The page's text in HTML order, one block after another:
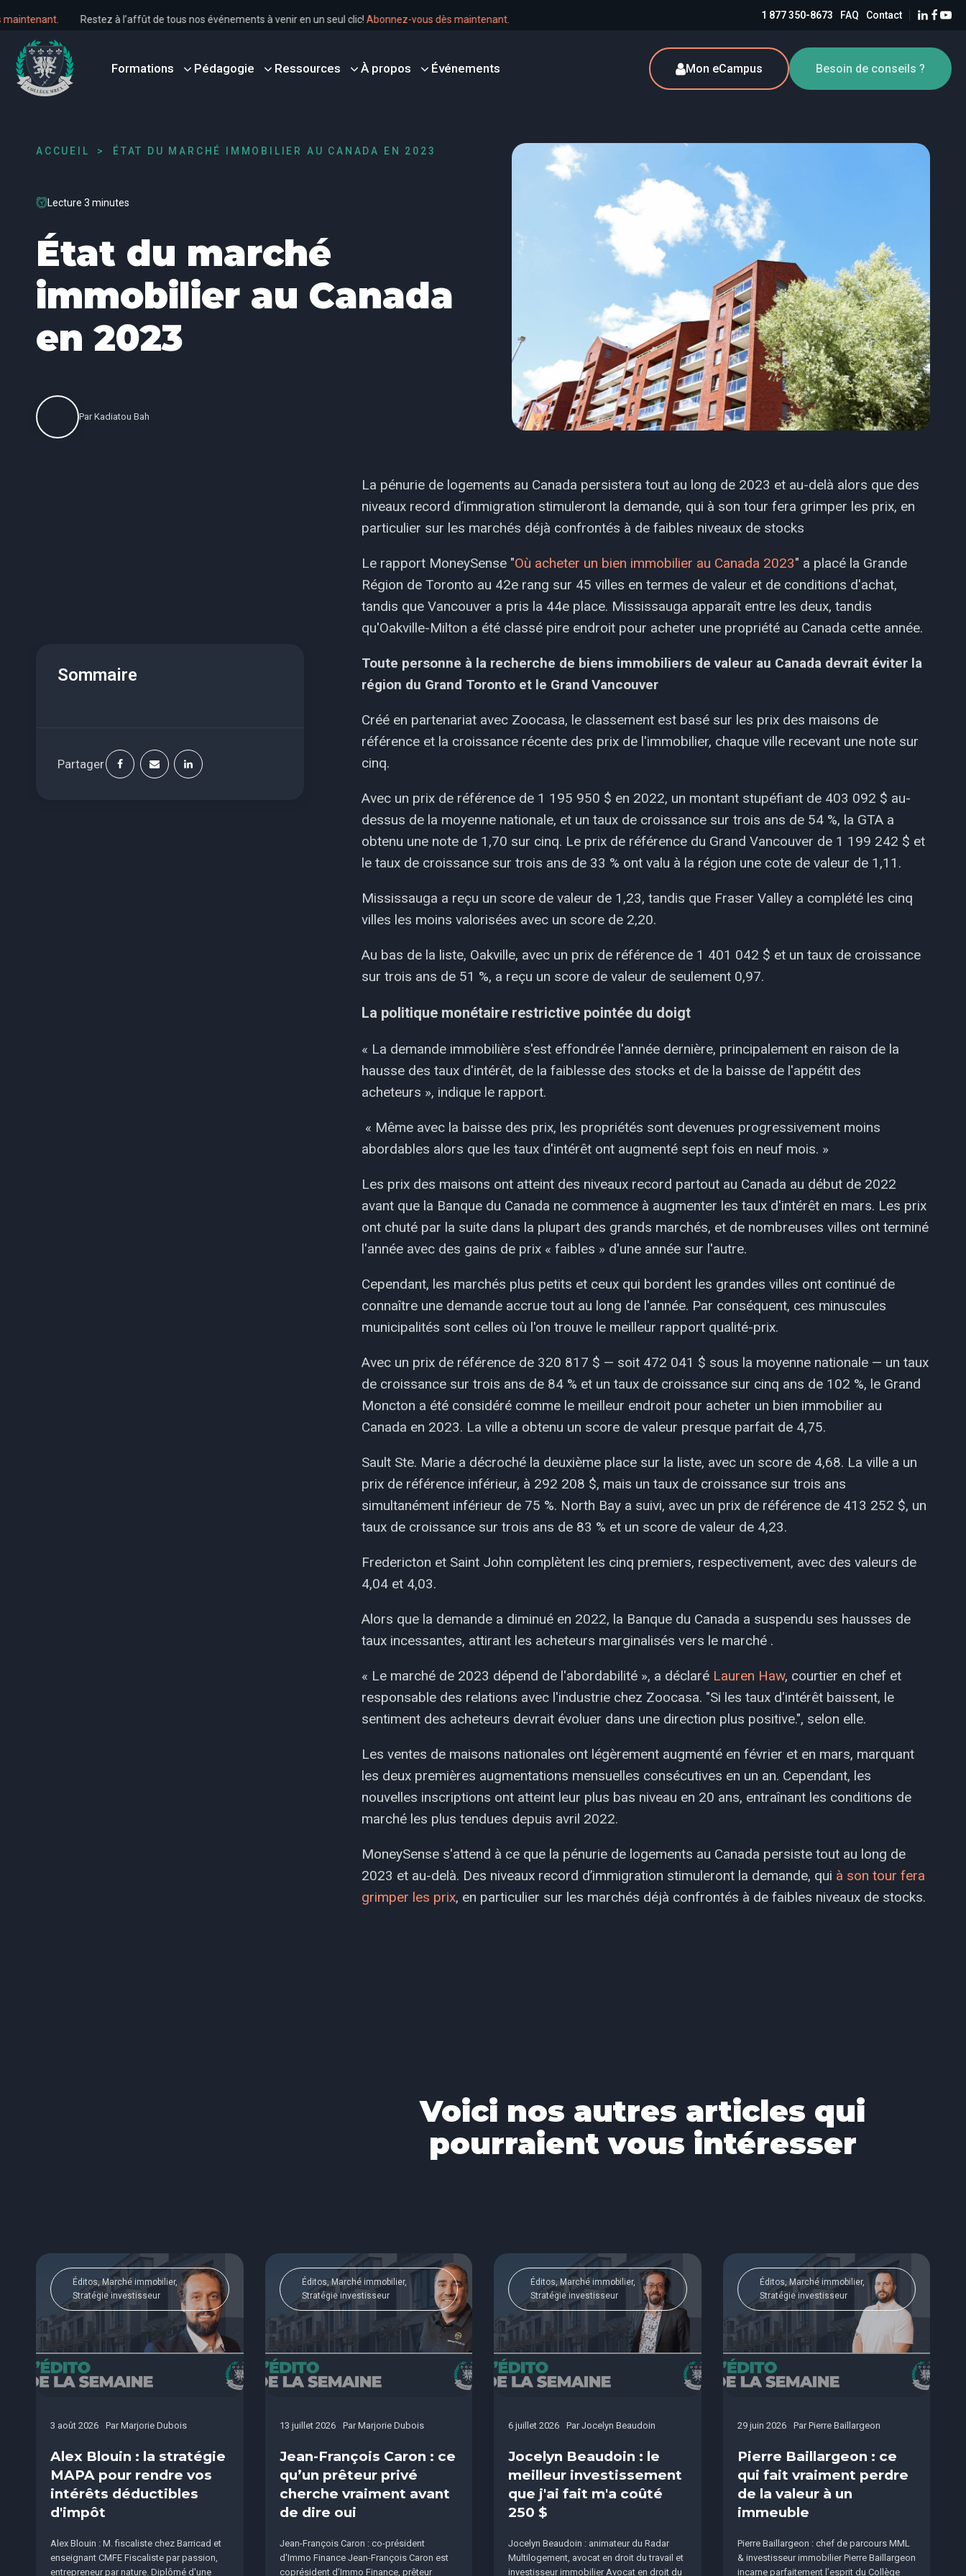
dès maintenant . Restez à l’affût de tous nos événements à venir en un seul clic!Abonnez-vous dès maintenant 1 877 350-8673 FAQ Contact
Formations Pédagogie Ressources À propos Événements Mon eCampus Besoin de conseils ?
ACCUEIL ÉTAT DU MARCHÉ IMMOBILIER AU CANADA EN 2023
Lecture 3 minutes
État du marché
immobilier au Canada
en 2023
Par Kadiatou Bah
Sommaire
Partager
La pénurie de logements au Canada persistera tout au long de 2023 et au-delà alors que des
niveaux record d’immigration stimuleront la demande, qui à son tour fera grimper les prix, en
particulier sur les marchés déjà confrontés à de faibles niveaux de stocks
Le rapport MoneySense "Où acheter un bien immobilier au Canada 2023" a placé la Grande
Région de Toronto au 42e rang sur 45 villes en termes de valeur et de conditions d'achat,
tandis que Vancouver a pris la 44e place. Mississauga apparaît entre les deux, tandis
qu'Oakville-Milton a été classé pire endroit pour acheter une propriété au Canada cette année.
Toute personne à la recherche de biens immobiliers de valeur au Canada devrait éviter la
région du Grand Toronto et le Grand Vancouver
Créé en partenariat avec Zoocasa, le classement est basé sur les prix des maisons de
référence et la croissance récente des prix de l'immobilier, chaque ville recevant une note sur
cinq.
Avec un prix de référence de 1 195 950 $ en 2022, un montant stupéfiant de 403 092 $ au-
dessus de la moyenne nationale, et un taux de croissance sur trois ans de 54 %, la GTA a
obtenu une note de 1,70 sur cinq. Le prix de référence du Grand Vancouver de 1 199 242 $ et
le taux de croissance sur trois ans de 33 % ont valu à la région une cote de valeur de 1,11.
Mississauga a reçu un score de valeur de 1,23, tandis que Fraser Valley a complété les cinq
villes les moins valorisées avec un score de 2,20.
Au bas de la liste, Oakville, avec un prix de référence de 1 401 042 $ et un taux de croissance
sur trois ans de 51 %, a reçu un score de valeur de seulement 0,97.
La politique monétaire restrictive pointée du doigt
« La demande immobilière s'est effondrée l'année dernière, principalement en raison de la
hausse des taux d'intérêt, de la faiblesse des stocks et de la baisse de l'appétit des
acheteurs », indique le rapport.
« Même avec la baisse des prix, les propriétés sont devenues progressivement moins
abordables alors que les taux d'intérêt ont augmenté sept fois en neuf mois. »
Les prix des maisons ont atteint des niveaux record partout au Canada au début de 2022
avant que la Banque du Canada ne commence à augmenter les taux d'intérêt en mars. Les prix
ont chuté par la suite dans la plupart des grands marchés, et de nombreuses villes ont terminé
l'année avec des gains de prix « faibles » d'une année sur l'autre.
Cependant, les marchés plus petits et ceux qui bordent les grandes villes ont continué de
connaître une demande accrue tout au long de l'année. Par conséquent, ces minuscules
municipalités sont celles où l'on trouve le meilleur rapport qualité-prix.
Avec un prix de référence de 320 817 $ — soit 472 041 $ sous la moyenne nationale — un taux
de croissance sur trois ans de 84 % et un taux de croissance sur cinq ans de 102 %, le Grand
Moncton a été considéré comme le meilleur endroit pour acheter un bien immobilier au
Canada en 2023. La ville a obtenu un score de valeur presque parfait de 4,75.
Sault Ste. Marie a décroché la deuxième place sur la liste, avec un score de 4,68. La ville a un
prix de référence inférieur, à 292 208 $, mais un taux de croissance sur trois ans
simultanément inférieur de 75 %. North Bay a suivi, avec un prix de référence de 413 252 $, un
taux de croissance sur trois ans de 83 % et un score de valeur de 4,23.
Fredericton et Saint John complètent les cinq premiers, respectivement, avec des valeurs de
4,04 et 4,03.
Alors que la demande a diminué en 2022, la Banque du Canada a suspendu ses hausses de
taux incessantes, attirant les acheteurs marginalisés vers le marché .
« Le marché de 2023 dépend de l'abordabilité », a déclaré Lauren Haw, courtier en chef et
responsable des relations avec l'industrie chez Zoocasa. "Si les taux d'intérêt baissent, le
sentiment des acheteurs devrait évoluer dans une direction plus positive.", selon elle.
Les ventes de maisons nationales ont légèrement augmenté en février et en mars, marquant
les deux premières augmentations mensuelles consécutives en un an. Cependant, les
nouvelles inscriptions ont atteint leur plus bas niveau en 20 ans, entraînant les conditions de
marché les plus tendues depuis avril 2022.
MoneySense s'attend à ce que la pénurie de logements au Canada persiste tout au long de
2023 et au-delà. Des niveaux record d’immigration stimuleront la demande, qui à son tour fera
grimper les prix, en particulier sur les marchés déjà confrontés à de faibles niveaux de stocks.
Voici nos autres articles qui
pourraient vous intéresser
Éditos, Marché immobilier,
Stratégie investisseur
3 août 2026 Par Marjorie Dubois
Alex Blouin : la stratégie
MAPA pour rendre vos
intérêts déductibles
d'impôt
Alex Blouin : M. fiscaliste chez Barricad et
enseignant CMFE Fiscaliste par passion,
entrepreneur par nature. Diplômé d'une
Éditos, Marché immobilier,
Stratégie investisseur
13 juillet 2026 Par Marjorie Dubois
Jean-François Caron : ce
qu’un prêteur privé
cherche vraiment avant
de dire oui
Jean-François Caron : co-président
d'Immo Finance Jean-François Caron est
coprésident d’Immo Finance, prêteur
Éditos, Marché immobilier,
Stratégie investisseur
6 juillet 2026 Par Jocelyn Beaudoin
Jocelyn Beaudoin : le
meilleur investissement
que j'ai fait m'a coûté
250 $
Jocelyn Beaudoin : animateur du Radar
Multilogement, avocat en droit du travail et
investisseur immobilier Avocat en droit du
Éditos, Marché immobilier,
Stratégie investisseur
29 juin 2026 Par Pierre Baillargeon
Pierre Baillargeon : ce
qui fait vraiment perdre
de la valeur à un
immeuble
Pierre Baillargeon : chef de parcours MML
& investisseur immobilier Pierre Baillargeon
incarne parfaitement l’esprit du Collège